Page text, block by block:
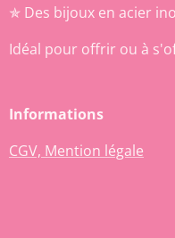
✯ Des bijoux en acier
Idéal pour offrir ou à
Informations
CGV, Mention légale